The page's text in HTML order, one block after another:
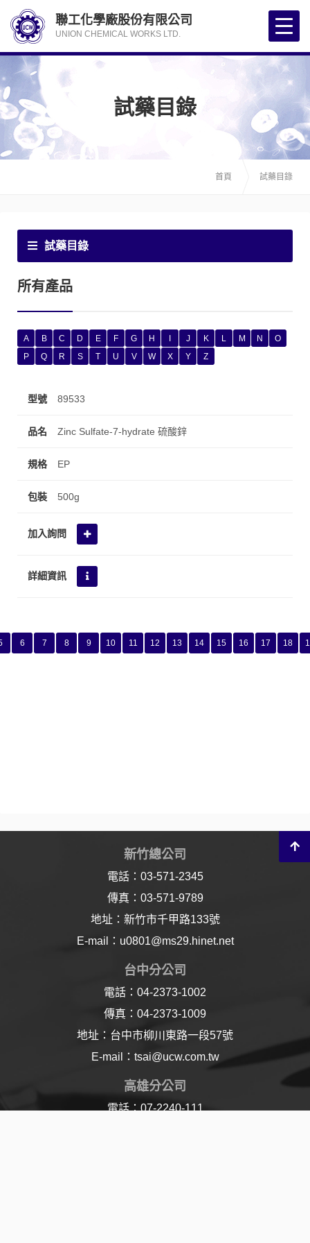
試藥目錄
首頁 試藥目錄
試藥目錄
所有產品
A B C D E F G H J K L M N
O
P
Q R S T U V W X Y Z
89533
Zinc Sulfate-7-hydrate 硫酸鋅
EP
500g
6 7 8 9 10 11 12 13 14 15 16 17 18
新竹總公司
電話：03-571-2345
傳真：03-571-9789
地址：新竹市千甲路133號
E-mail：u0801@ms29.hinet.net
台中分公司
電話：04-2373-1002
傳真：04-2373-1009
地址：台中市柳川東路一段57號
E-mail：tsai@ucw.com.tw
高雄分公司
電話：07-2240-111
聯工化學廠股份有限公司
UNION CHEMICAL WORKS LTD.